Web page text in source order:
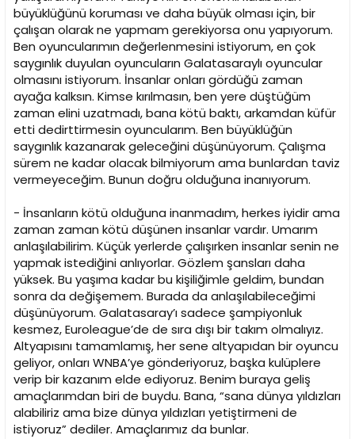
büyüklüğünü koruması ve daha büyük olması için, bir
çalışan olarak ne yapmam gerekiyorsa onu yapıyorum.
Ben oyuncularımın değerlenmesini istiyorum, en çok
saygınlık duyulan oyuncuların Galatasaraylı oyuncular
olmasını istiyorum. İnsanlar onları gördüğü zaman
ayağa kalksın. Kimse kırılmasın, ben yere düştüğüm
zaman elini uzatmadı, bana kötü baktı, arkamdan küfür
etti dedirttirmesin oyuncularım. Ben büyüklüğün
saygınlık kazanarak geleceğini düşünüyorum. Çalışma
sürem ne kadar olacak bilmiyorum ama bunlardan taviz
vermeyeceğim. Bunun doğru olduğuna inanıyorum.
- İnsanların kötü olduğuna inanmadım, herkes iyidir ama
zaman zaman kötü düşünen insanlar vardır. Umarım
anlaşılabilirim. Küçük yerlerde çalışırken insanlar senin ne
yapmak istediğini anlıyorlar. Gözlem şansları daha
yüksek. Bu yaşıma kadar bu kişiliğimle geldim, bundan
sonra da değişemem. Burada da anlaşılabileceğimi
düşünüyorum. Galatasaray’ı sadece şampiyonluk
kesmez, Euroleague’de de sıra dışı bir takım olmalıyız.
Altyapısını tamamlamış, her sene altyapıdan bir oyuncu
geliyor, onları WNBA’ye gönderiyoruz, başka kulüplere
verip bir kazanım elde ediyoruz. Benim buraya geliş
amaçlarımdan biri de buydu. Bana, “sana dünya yıldızları
alabiliriz ama bize dünya yıldızları yetiştirmeni de
istiyoruz” dediler. Amaçlarımız da bunlar.